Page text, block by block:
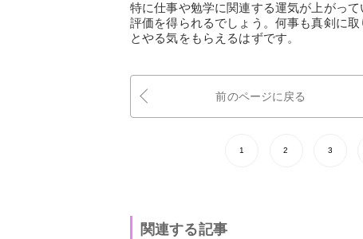
特に仕事や勉学に関連する運気が上がっ
評価を得られるでしょう。何事も真剣に
とやる気をもらえるはずです。
前のページに戻る
1 2 3
関連する記事